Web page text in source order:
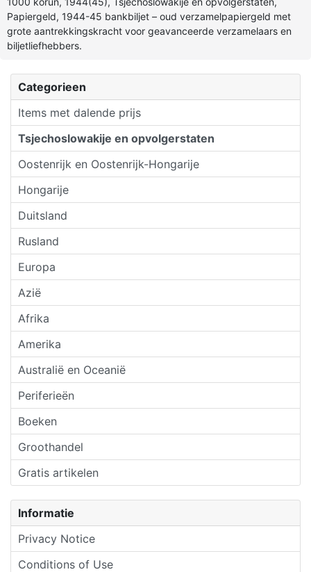
Categorieen
Items met dalende prijs
Tsjechoslowakije en opvolgerstaten
Oostenrijk en Oostenrijk-Hongarije
Hongarije
Duitsland
Rusland
Europa
Azië
Afrika
Amerika
Australië en Oceanië
Periferieën
Boeken
Groothandel
Gratis artikelen
Informatie
Privacy Notice
Conditions of Use
Papiergeld, 1944-45 bankbiljet – oud verzamelpapiergeld met
grote aantrekkingskracht voor geavanceerde verzamelaars en
biljetliefhebbers.